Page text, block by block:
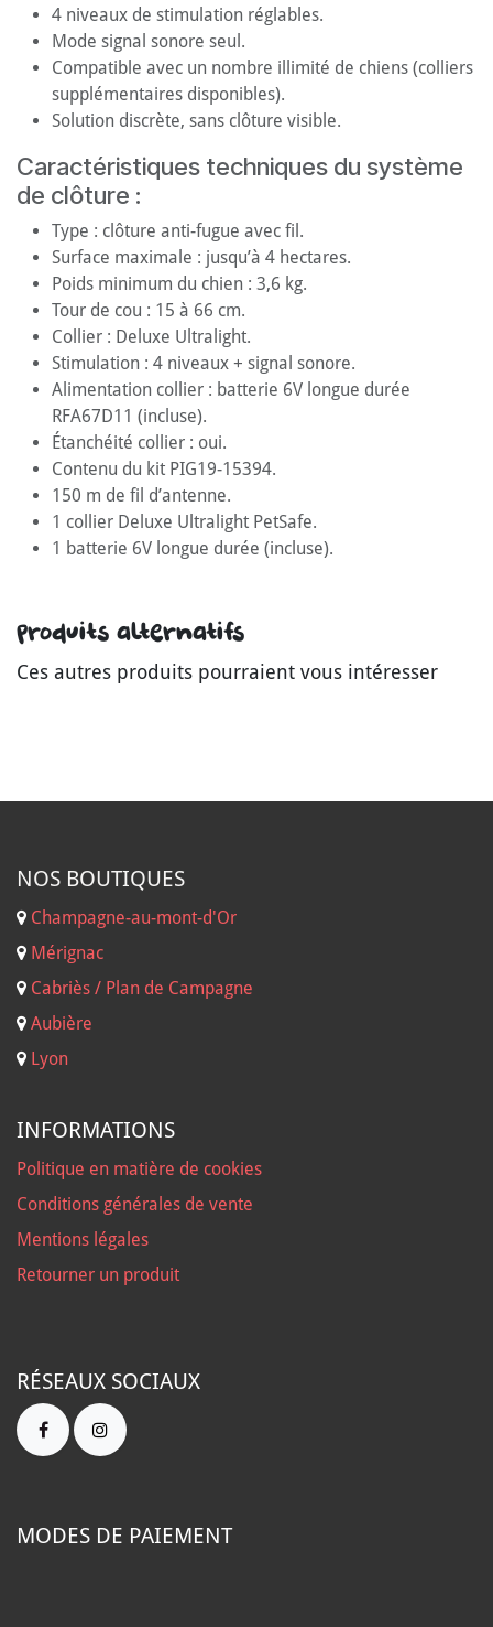
4 niveaux de stimulation réglables.
Mode signal sonore seul.
Compatible avec un nombre illimité de chiens (colliers
supplémentaires disponibles).
Solution discrète, sans clôture visible.
Caractéristiques techniques du système
de clôture :
Type : clôture anti-fugue avec fil.
Surface maximale : jusqu’à 4 hectares.
Poids minimum du chien : 3,6 kg.
Tour de cou : 15 à 66 cm.
Collier : Deluxe Ultralight.
Stimulation : 4 niveaux + signal sonore.
Alimentation collier : batterie 6V longue durée
RFA67D11 (incluse).
Étanchéité collier : oui.
Contenu du kit PIG19-15394.
150 m de fil d’antenne.
1 collier Deluxe Ultralight PetSafe.
1 batterie 6V longue durée (incluse).
Produits alternatifs
Ces autres produits pourraient vous intéresser
NOS BOUTIQUES
Champagne-au-mont-d'Or
Mérignac
Cabriès / Plan de Campagne
Aubière
Lyon
INFORMATIONS
Politique en matière de cookies
Conditions générales de vente
Mentions légales
Retourner un produit
RÉSEAUX SOCIAUX
MODES DE PAIEMENT